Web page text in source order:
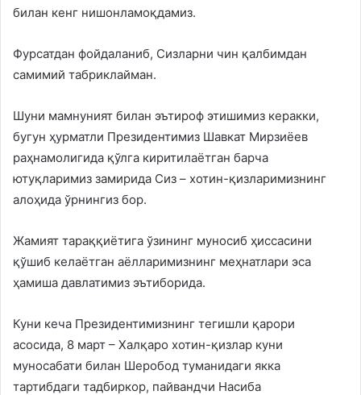
билан кенг нишонламоқдамиз.
Фурсатдан фойдаланиб, Сизларни чин қалбимдан
самимий табриклайман.
Шуни мамнуният билан эътироф этишимиз керакки,
бугун ҳурматли Президентимиз Шавкат Мирзиёев
раҳнамолигида қўлга киритилаётган барча
ютуқларимиз замирида Сиз – хотин-қизларимизнинг
алоҳида ўрнингиз бор.
Жамият тараққиётига ўзининг муносиб ҳиссасини
қўшиб келаётган аёлларимизнинг меҳнатлари эса
ҳамиша давлатимиз эътиборида.
Куни кеча Президентимизнинг тегишли қарори
асосида, 8 март – Халқаро хотин-қизлар куни
муносабати билан Шеробод туманидаги якка
тартибдаги тадбиркор, пайвандчи Насиба